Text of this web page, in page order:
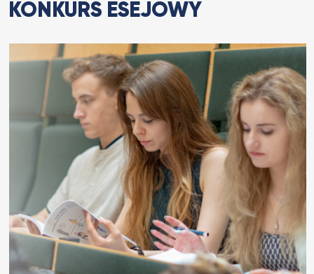
KONKURS ESEJOWY